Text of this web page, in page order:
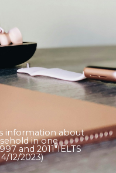
information about
in one
and 2011"IELTS
12/2023)